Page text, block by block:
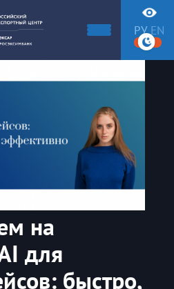
РУ EN
на
для
быстро,